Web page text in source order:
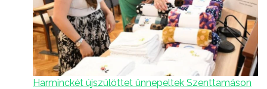
Harminckét újszülöttet ünnepeltek Szenttamáson